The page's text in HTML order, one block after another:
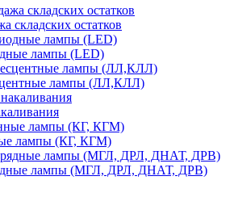
складских остатков
лампы (LED)
лампы (ЛЛ,КЛЛ)
лампы (КГ, КГМ)
лампы (МГЛ, ДРЛ, ДНАТ, ДРВ)